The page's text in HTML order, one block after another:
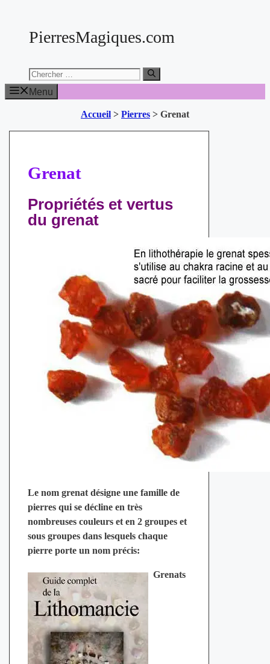
contenuPierresMagiques.com
Chercher:
Menu
Accueil > Pierres > Grenat
Grenat
Propriétés et vertus
du grenat
Le nom grenat désigne une famille de
pierres qui se décline en très
nombreuses couleurs et en 2 groupes et
sous groupes dans lesquels chaque
pierre porte un nom précis:
Grenats